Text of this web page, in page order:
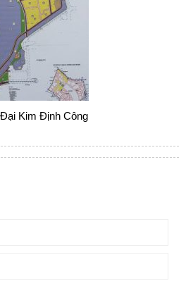
Kim Định Công